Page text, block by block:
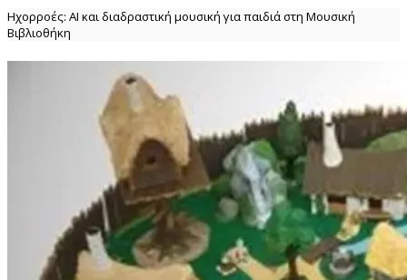
Ηχορροές: ΑΙ και διαδραστική μουσική για παιδιά στη Μουσική
Βιβλιοθήκη